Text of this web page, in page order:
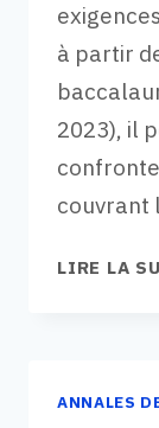
à partir
2023), il
couvrant
LIRE LA
ANNALES